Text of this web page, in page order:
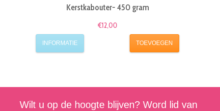
Kerstkabouter- 450 gram
€12,00
INFORMATIE TOEVOEGEN
Wilt u op de hoogte blijven? Word lid van